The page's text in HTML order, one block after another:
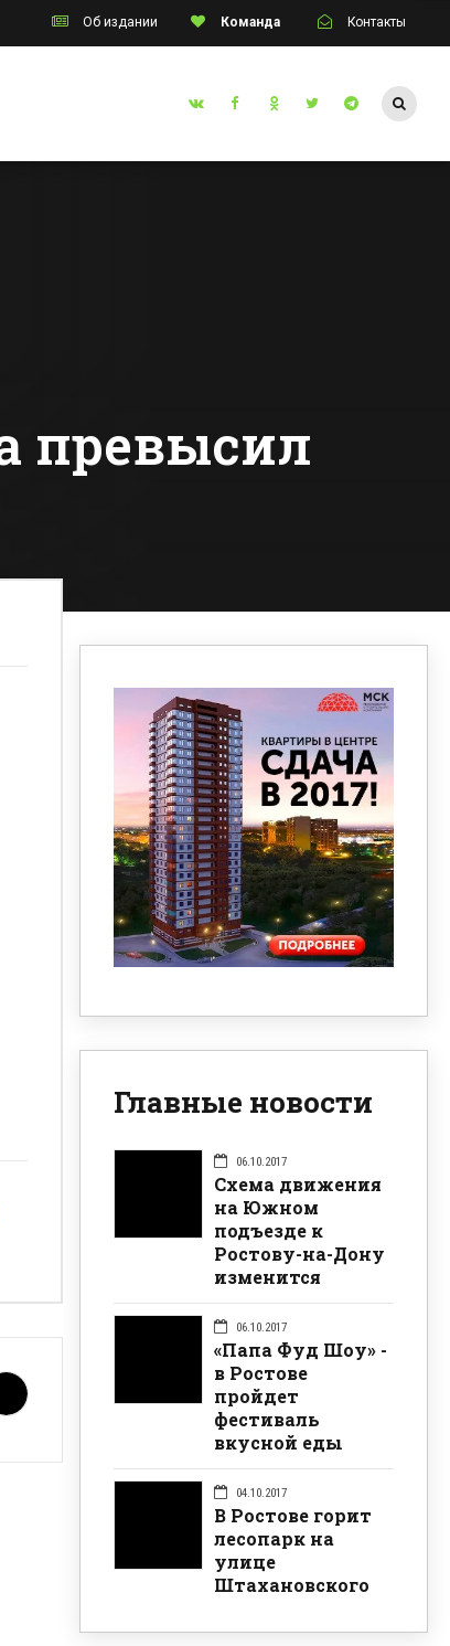
Об издании Команда Контакты
превысил
Главные новости
06.10.2017
Схема движения
на Южном
подъезде к
Ростову-на-Дону
изменится
06.10.2017
«Папа Фуд Шоу» -
в Ростове
пройдет
фестиваль
вкусной еды
04.10.2017
В Ростове горит
лесопарк на
улице
Штахановского